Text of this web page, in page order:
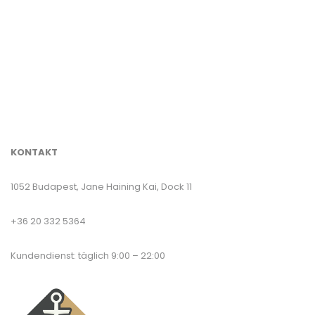
KONTAKT
1052 Budapest, Jane Haining Kai, Dock 11
+36 20 332 5364
Kundendienst: täglich 9:00 – 22:00